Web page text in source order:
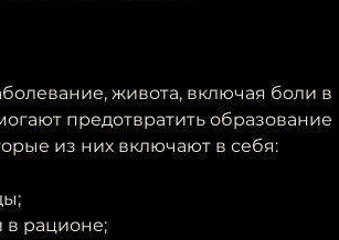
живота, включая боли в
предотвратить образование
из них включают в себя:
в рационе;